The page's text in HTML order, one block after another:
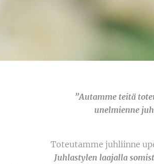
”Autamme teitä
unelmienne
Toteutamme juhliinne
Juhlastylen laajalla